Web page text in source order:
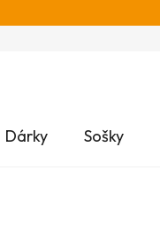
Dárky Sošky